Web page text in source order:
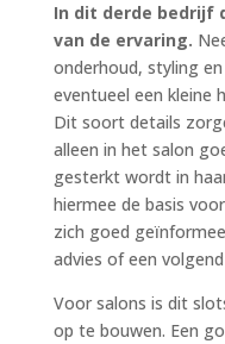
In dit derde bedrijf
van de ervaring.
onderhoud, styling
eventueel een kleine
Dit soort details
alleen in het salon
gesterkt wordt in
hiermee de basis
zich goed
advies of een
Voor salons is dit
op te bouwen. Een